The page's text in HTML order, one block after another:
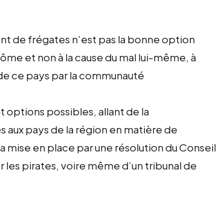
de frégates n’est pas la bonne option
et non à la cause du mal lui-même, à
ce pays par la communauté
options possibles, allant de la
aux pays de la région en matière de
mise en place par une résolution du Conseil
pirates, voire même d’un tribunal de